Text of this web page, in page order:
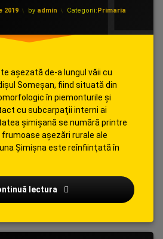
2019 by admin Categorii:Primaria
aşezată de-a lungul văii cu
Someşan, fiind situată din
în piemonturile şi
cu subcarpaţii interni ai
şimişană se numără printre
aşezări rurale ale
Şimişna este reînfiinţată în
lectura Prezentare